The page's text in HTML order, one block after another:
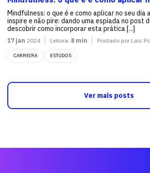
Mindfulness: o que é e como aplicar no seu dia
inspire e não pire: dando uma espiada no post
descobrir como incorporar esta prática [...]
17 jan 2024 Leitura: 8 min Postado por Lais
CARREIRA ESTUDOS
Ver mais posts